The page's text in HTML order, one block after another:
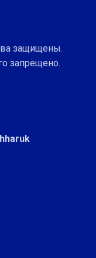
защищены.
запрещено.